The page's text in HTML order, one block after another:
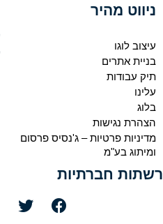
ניווט מהיר
עיצוב לוגו
בניית אתרים
תיק עבודות
עלינו
בלוג
הצהרת נגישות
מדיניות פרטיות – ג'נסיס פרסום
ומיתוג בע"מ
רשתות חברתיות